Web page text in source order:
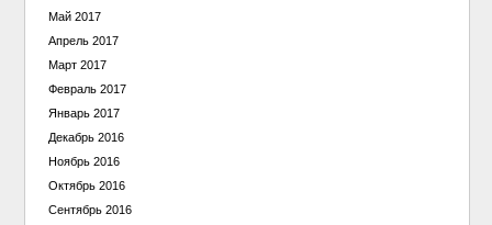
Май 2017
Апрель 2017
Март 2017
Февраль 2017
Январь 2017
Декабрь 2016
Ноябрь 2016
Октябрь 2016
Сентябрь 2016